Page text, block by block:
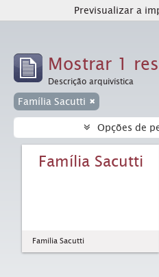
Previsualizar a
Mostrar 1
Descrição arquivística
Família Sacutti
Opções de
Família Sacutti
Família Sacutti